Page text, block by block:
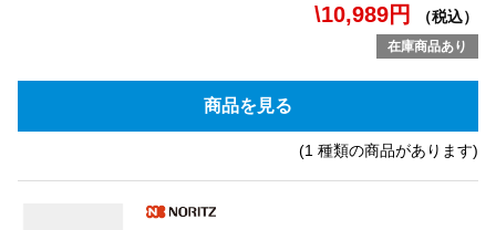
\10,989円 （税込）
在庫商品あり
商品を見る
(1 種類の商品があります)